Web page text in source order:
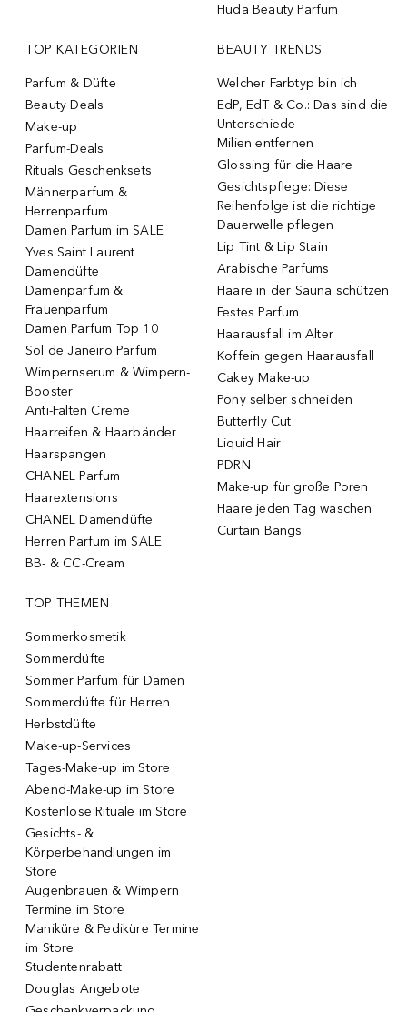
Huda Beauty Parfum
TOP KATEGORIEN
Parfum & Düfte
Beauty Deals
Make-up
Parfum-Deals
Rituals Geschenksets
Männerparfum &
Herrenparfum
Damen Parfum im SALE
Yves Saint Laurent
Damendüfte
Damenparfum &
Frauenparfum
Damen Parfum Top 10
Sol de Janeiro Parfum
Wimpernserum & Wimpern-
Booster
Anti-Falten Creme
Haarreifen & Haarbänder
Haarspangen
CHANEL Parfum
Haarextensions
CHANEL Damendüfte
Herren Parfum im SALE
BB- & CC-Cream
BEAUTY TRENDS
Welcher Farbtyp bin ich
EdP, EdT & Co.: Das sind die
Unterschiede
Milien entfernen
Glossing für die Haare
Gesichtspflege: Diese
Reihenfolge ist die richtige
Dauerwelle pflegen
Lip Tint & Lip Stain
Arabische Parfums
Haare in der Sauna schützen
Festes Parfum
Haarausfall im Alter
Koffein gegen Haarausfall
Cakey Make-up
Pony selber schneiden
Butterfly Cut
Liquid Hair
PDRN
Make-up für große Poren
Haare jeden Tag waschen
Curtain Bangs
TOP THEMEN
Sommerkosmetik
Sommerdüfte
Sommer Parfum für Damen
Sommerdüfte für Herren
Herbstdüfte
Make-up-Services
Tages-Make-up im Store
Abend-Make-up im Store
Kostenlose Rituale im Store
Gesichts- &
Körperbehandlungen im
Store
Augenbrauen & Wimpern
Termine im Store
Maniküre & Pediküre Termine
im Store
Studentenrabatt
Douglas Angebote